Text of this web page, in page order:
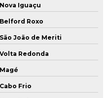
em são paulo
ambiente
em sp
Nova Iguaçu
Belford Roxo
São João de Meriti
Volta Redonda
Magé
Cabo Frio